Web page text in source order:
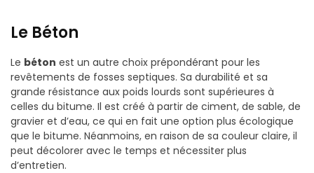
Le Béton
Le béton est un autre choix prépondérant pour les
revêtements de fosses septiques. Sa durabilité et sa
grande résistance aux poids lourds sont supérieures à
celles du bitume. Il est créé à partir de ciment, de sable, de
gravier et d’eau, ce qui en fait une option plus écologique
que le bitume. Néanmoins, en raison de sa couleur claire, il
peut décolorer avec le temps et nécessiter plus
d’entretien.